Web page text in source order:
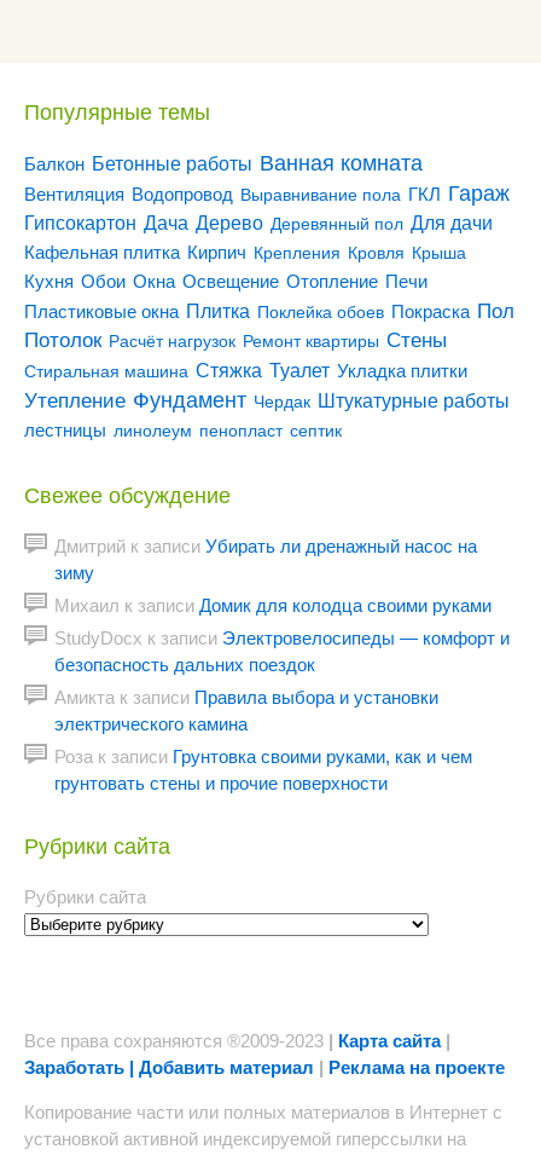
Популярные темы
Балкон Бетонные работы Ванная комната
Вентиляция Водопровод Выравнивание пола ГКЛ Гараж
Гипсокартон Дача Дерево Деревянный пол Для дачи
Кафельная плитка Кирпич Крепления Кровля Крыша
Кухня Обои Окна Освещение Отопление Печи
Пластиковые окна Плитка Поклейка обоев Покраска Пол
Потолок Расчёт нагрузок Ремонт квартиры Стены
Стиральная машина Стяжка Туалет Укладка плитки
Утепление Фундамент Чердак Штукатурные работы
лестницы линолеум пенопласт септик
Свежее обсуждение
Дмитрий к записи Убирать ли дренажный насос на
зиму
Михаил к записи Домик для колодца своими руками
StudyDocx к записи Электровелосипеды — комфорт и
безопасность дальних поездок
Амикта к записи Правила выбора и установки
электрического камина
Роза к записи Грунтовка своими руками, как и чем
грунтовать стены и прочие поверхности
Рубрики сайта
Рубрики сайта
Все права сохраняются ®2009-2023 | Карта сайта|
Заработать | Добавить материал | Реклама на проекте
Копирование части или полных материалов в Интернет с
установкой активной индексируемой гиперссылки на